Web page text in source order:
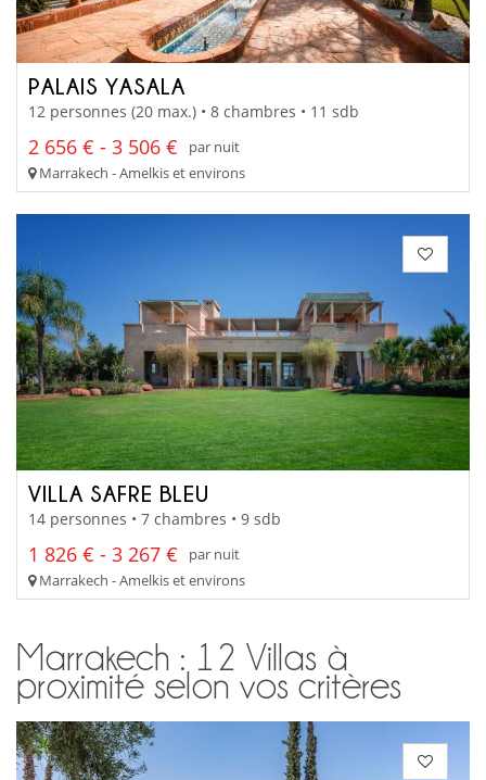
PALAIS YASALA
12 personnes (20 max.) • 8 chambres • 11 sdb
2 656 € - 3 506 €
par nuit
Marrakech - Amelkis et environs
VILLA SAFRE BLEU
14 personnes • 7 chambres • 9 sdb
1 826 € - 3 267 €
par nuit
Marrakech - Amelkis et environs
Marrakech : 12 Villas à
proximité selon vos critères